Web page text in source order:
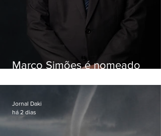
Marco Simões é nomeado
Jornal Daki
há 2 dias